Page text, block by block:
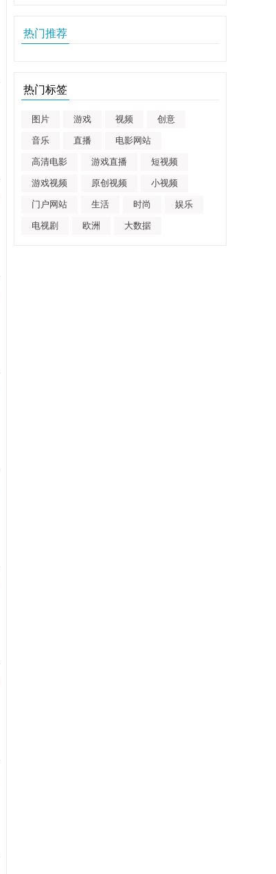
热门推荐
热门标签
图片 游戏 视频 创意
音乐 直播 电影网站
高清电影 游戏直播 短视频
游戏视频 原创视频 小视频
门户网站 生活 时尚 娱乐
电视剧 欧洲 大数据